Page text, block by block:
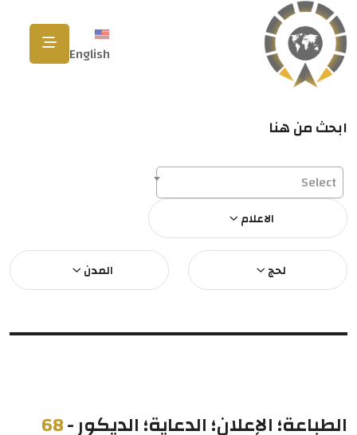
English
ابحث من هنا
Select
الاعلام
لحج المدن
الطباعة؛ الإعلان؛ الدعاية؛ الديكور-
68